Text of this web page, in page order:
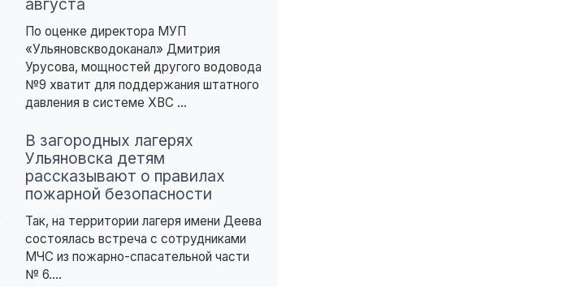
августа
По оценке директора МУП
«Ульяновскводоканал» Дмитрия
Урусова, мощностей другого водовода
№9 хватит для поддержания штатного
давления в системе ХВС ...
В загородных лагерях
Ульяновска детям
рассказывают о правилах
пожарной безопасности
Так, на территории лагеря имени Деева
состоялась встреча с сотрудниками
МЧС из пожарно-спасательной части
№ 6....